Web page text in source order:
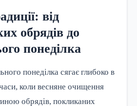
від
обрядів до
понеділка
понеділка сягає глибоко в
коли весняне очищення
обрядів, покликаних